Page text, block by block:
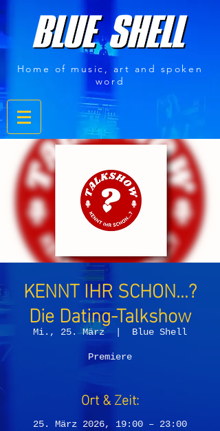
Home of music, art and spoken
word
KENNT IHR SCHON...?
Die Dating-Talkshow
Mi., 25. März
  |
Blue Shell
Premiere
Ort & Zeit:
25. März 2026, 19:00 – 23:00